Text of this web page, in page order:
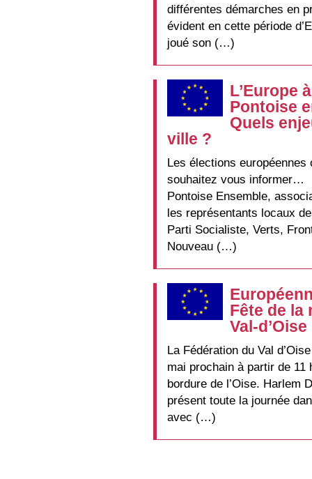
différentes démarches en
évident en cette période
joué son (…)
L’Europe
Pontoise
Quels
ville ?
Les élections
souhaitez vous informer…
Pontoise Ensemble,
les représentants locaux
Parti Socialiste, Verts,
Nouveau (…)
Fête de la
Val-
La Fédération du Val
mai prochain à partir de
bordure de l’Oise. Harlem
présent toute la journée
avec (…)